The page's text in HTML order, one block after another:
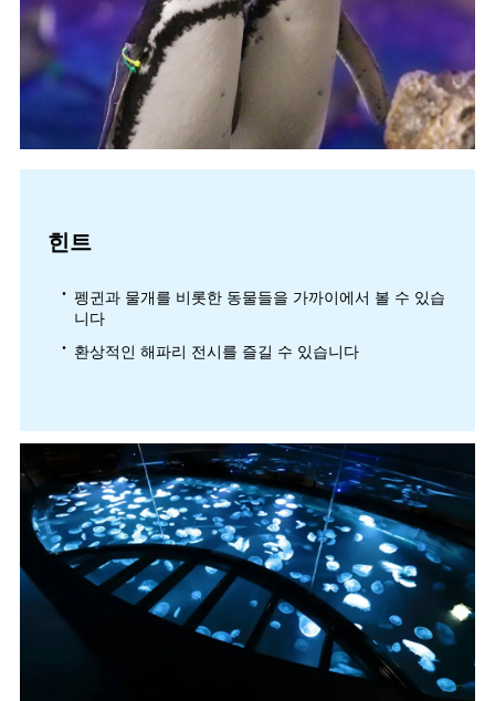
힌트
펭귄과 물개를 비롯한 동물들을 가까이에서 볼 수 있습
니다
환상적인 해파리 전시를 즐길 수 있습니다